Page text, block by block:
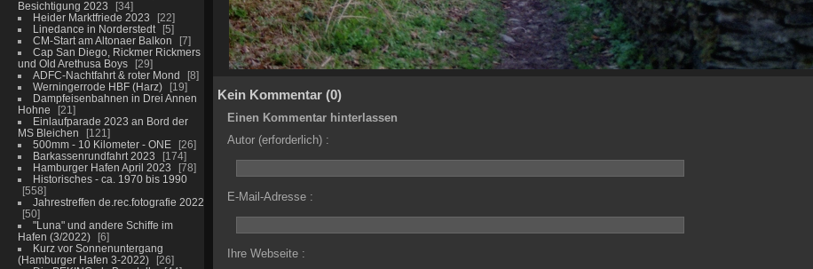
Besichtigung 2023
34
Heider Marktfriede 2023
22
Linedance in Norderstedt
5
CM-Start am Altonaer Balkon
7
Cap San Diego, Rickmer Rickmers
und Old Arethusa Boys
29
ADFC-Nachtfahrt & roter Mond
8
Werningerrode HBF (Harz)
19
Dampfeisenbahnen in Drei Annen
Hohne
21
Einlaufparade 2023 an Bord der
MS Bleichen
121
500mm - 10 Kilometer - ONE
26
Barkassenrundfahrt 2023
174
Hamburger Hafen April 2023
78
Historisches - ca. 1970 bis 1990
558
Jahrestreffen de.rec.fotografie 2022
50
"Luna" und andere Schiffe im
Hafen (3/2022)
6
Kurz vor Sonnenuntergang
(Hamburger Hafen 3-2022)
26
Kein Kommentar (0)
Einen Kommentar hinterlassen
Autor (erforderlich) :
E-Mail-Adresse :
Ihre Webseite :